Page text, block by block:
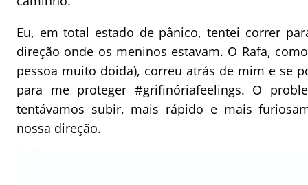
Eu, em total estado de pânico, tentei correr
direção onde os meninos estavam. O Rafa,
pessoa muito doida), correu atrás de mim e se
para me proteger #grifinóriafeelings. O
tentávamos subir, mais rápido e mais
nossa direção.